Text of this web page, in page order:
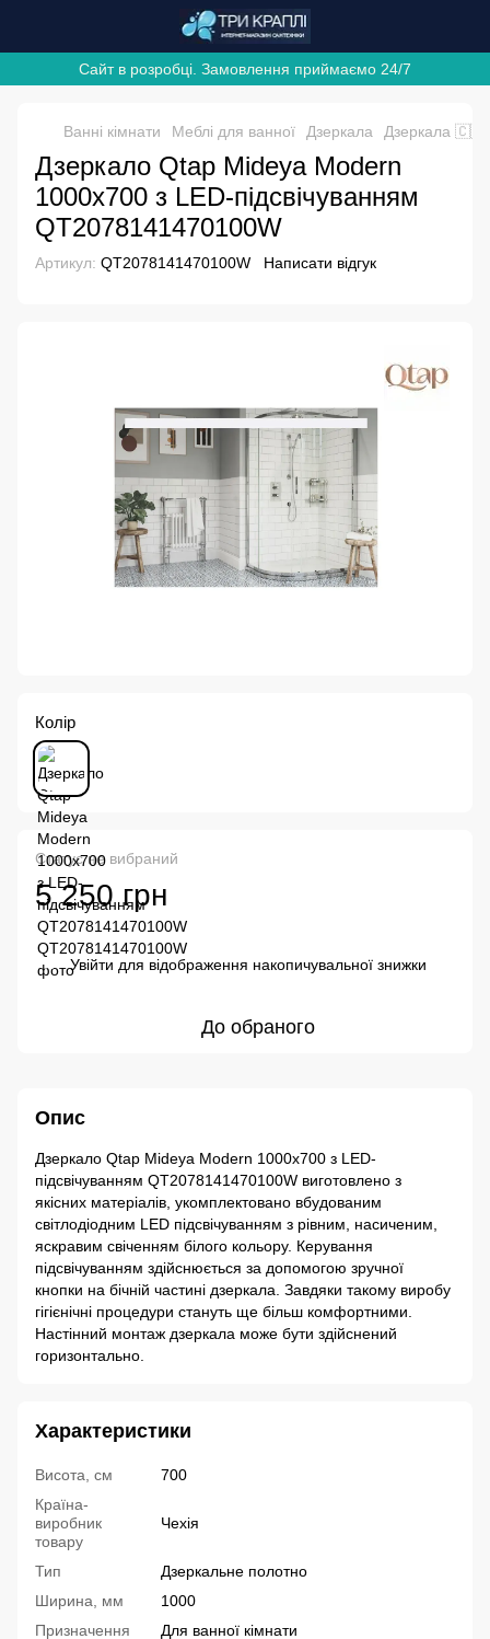
Сайт в розробці. Замовлення приймаємо 24/7
Ванні кімнати Меблі для ванної Дзеркала Дзеркала
Дзеркало Qtap Mideya Modern
1000х700 з LED-підсвічуванням
QT2078141470100W
Артикул: QT2078141470100W Написати відгук
Колір
Статус не вибраний
5 250 грн
% Увійти для відображення накопичувальної знижки
До обраного
Опис
Дзеркало Qtap Mideya Modern 1000х700 з LED-
підсвічуванням QT2078141470100W виготовлено з
якісних матеріалів, укомплектовано вбудованим
світлодіодним LED підсвічуванням з рівним, насиченим,
яскравим свіченням білого кольору. Керування
підсвічуванням здійснюється за допомогою зручної
кнопки на бічній частині дзеркала. Завдяки такому виробу
гігієнічні процедури стануть ще більш комфортними.
Настінний монтаж дзеркала може бути здійснений
горизонтально.
Характеристики
Висота, см
700
Країна-
виробник
товару
Чехія
Тип
Дзеркальне полотно
Ширина, мм
1000
Призначення
Для ванної кімнати